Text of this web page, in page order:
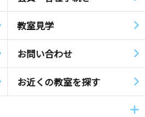
教室見学
お問い合わせ
お近くの教室を探す